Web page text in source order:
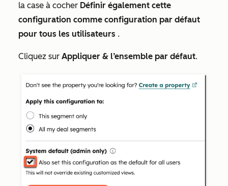
la case à cocher Définir également cette
configuration comme configuration par défaut
pour tous les utilisateurs .
Cliquez sur Appliquer & l’ensemble par défaut.